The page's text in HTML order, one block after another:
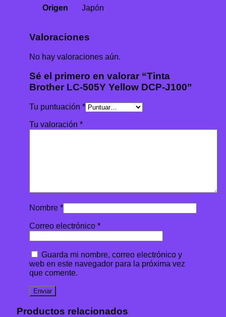
Origen Japón
Valoraciones
No hay valoraciones aún.
Sé el primero en valorar “Tinta
Brother LC-505Y Yellow DCP-J100”
Tu puntuación *
Tu valoración *
Nombre *
Correo electrónico *
Guarda mi nombre, correo electrónico y
web en este navegador para la próxima vez
que comente.
Productos relacionados